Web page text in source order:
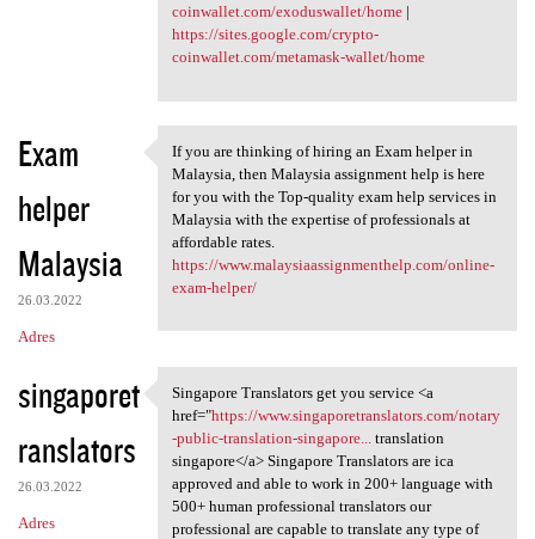
coinwallet.com/exoduswallet/home|
https://sites.google.com/crypto-
coinwallet.com/metamask-wallet/home
Exam
helper
Malaysia
26.03.2022
Adres
If you are thinking of hiring
If you are thinking of hiring an Exam helper in
Malaysia, then Malaysia assignment help is here
for you with the Top-quality exam help services in
Malaysia with the expertise of professionals at
affordable rates.
https://www.malaysiaassignmenthelp.com/online-
exam-helper/
singaporet
ranslators
26.03.2022
Adres
Singapore Translators get you
Singapore Translators get you service <a
href="https://www.singaporetranslators.com/notary
-public-translation-singapore...
translation
singapore</a> Singapore Translators are ica
approved and able to work in 200+ language with
500+ human professional translators our
professional are capable to translate any type of